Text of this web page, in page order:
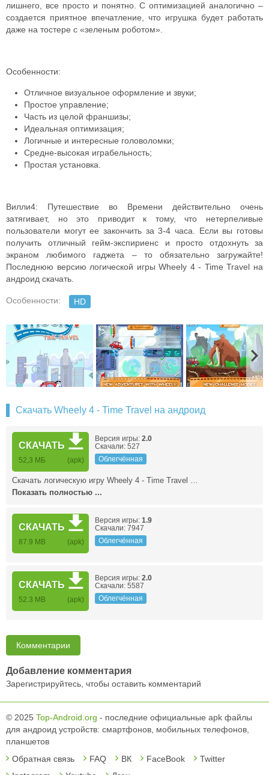
лишнего, все просто и понятно. С оптимизацией аналогично –
создается приятное впечатление, что игрушка будет работать
даже на тостере с «зеленым роботом».
Особенности:
Отличное визуальное оформление и звуки;
Простое управление;
Часть из целой франшизы;
Идеальная оптимизация;
Логичные и интересные головоломки;
Средне-высокая играбельность;
Простая установка.
Вилли4: Путешествие во Времени действительно очень
затягивает, но это приводит к тому, что нетерпеливые
пользователи могут ее закончить за 3-4 часа. Если вы готовы
получить отличный гейм-экспириенс и просто отдохнуть за
экраном любимого гаджета – то обязательно загружайте!
Последнюю версию логической игры Wheely 4 - Time Travel на
андроид скачать.
Особенности: HD
Скачать Wheely 4 - Time Travel на андроид
СКАЧАТЬ
52,3 МБ (apk)
Версия игры: 2.0
Скачали: 527
Облегчённая
Скачать логическую игру Wheely 4 - Time Travel …
Показать полностью ...
СКАЧАТЬ
87.9 MB (apk)
Версия игры: 1.9
Скачали: 7947
Облегчённая
СКАЧАТЬ
52.3 MB (apk)
Версия игры: 2.0
Скачали: 5587
Облегчённая
Комментарии
Добавление комментария
Зарегистрируйтесь, чтобы оставить комментарий
© 2025 Top-Android.org - последние официальные apk файлы
для андроид устройств: смартфонов, мобильных телефонов,
планшетов
Обратная связь
FAQ ВК FaceBook
Twitter